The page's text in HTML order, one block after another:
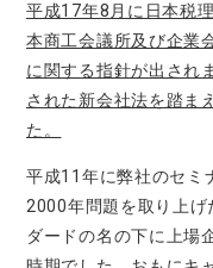
平成17年8月に日本税
本商工会議所及び企業
に関する指針が出され
された新会社法を踏ま
た。
平成11年に弊社のセミ
2000年問題を取り上
ダードの名の下に上場